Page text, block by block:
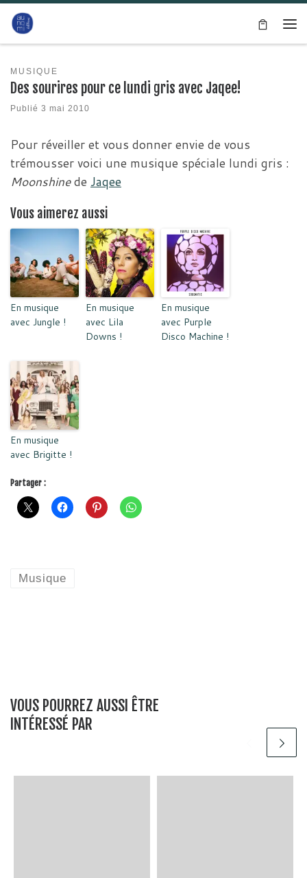
Passer au contenu
MUSIQUE
Des sourires pour ce lundi gris avec Jaqee!
Publié 3 mai 2010
Pour réveiller et vous donner envie de vous
trémousser voici une musique spéciale lundi gris :
Moonshinede Jaqee
Vous aimerez aussi
En musique
avec Jungle !
En musique
avec Lila
Downs !
En musique
avec Purple
Disco Machine !
En musique
avec Brigitte !
Partager :
Musique
VOUS POURREZ AUSSI ÊTRE
INTÉRESSÉ PAR